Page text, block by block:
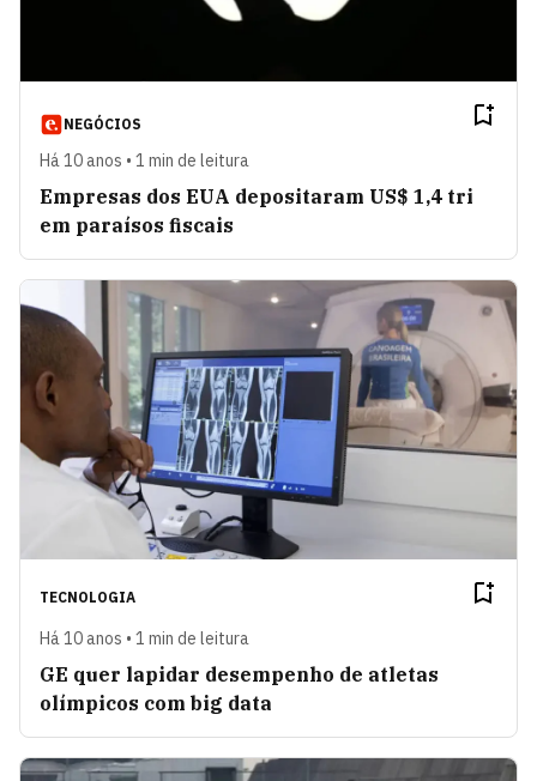
NEGÓCIOS
Há 10 anos • 1 min de leitura
Empresas dos EUA depositaram US$ 1,4 tri
em paraísos fiscais
TECNOLOGIA
Há 10 anos • 1 min de leitura
GE quer lapidar desempenho de atletas
olímpicos com big data